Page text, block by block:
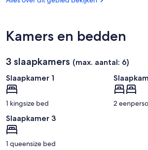
Kamers en bedden
3 slaapkamers (max. aantal: 6)
Slaapkamer 1
1 kingsize bed 2
Slaapkamer 3
1 queensize bed